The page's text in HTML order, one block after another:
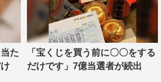
ント全文は、下記に掲載。
服部一成 コメント
た
「宝くじを買う前に〇〇をする
だけです」7億当選者が続出